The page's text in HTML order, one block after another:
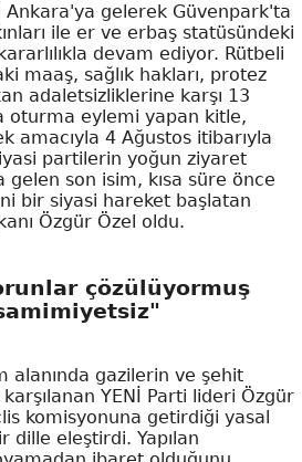
Ankara'ya gelerek Güvenpark'ta
ile er ve erbaş statüsündeki
devam ediyor. Rütbeli
maaş, sağlık hakları, protez
adaletsizliklerine karşı 13
oturma eylemi yapan kitle,
amacıyla 4 Ağustos itibarıyla
partilerin yoğun ziyaret
son isim, kısa süre önce
bir siyasi hareket başlatan
Özgür Özel oldu.
çözülüyormuş
alanında gazilerin ve şehit
YENİ Parti lideri Özgür
komisyonuna getirdiği yasal
dille eleştirdi. Yapılan